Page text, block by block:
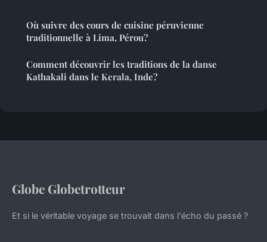
Où suivre des cours de cuisine péruvienne
traditionnelle à Lima, Pérou?
Comment découvrir les traditions de la danse
Kathakali dans le Kerala, Inde?
Globe Globetrotteur
Et si le véritable voyage se trouvait dans l'écho du passé ?